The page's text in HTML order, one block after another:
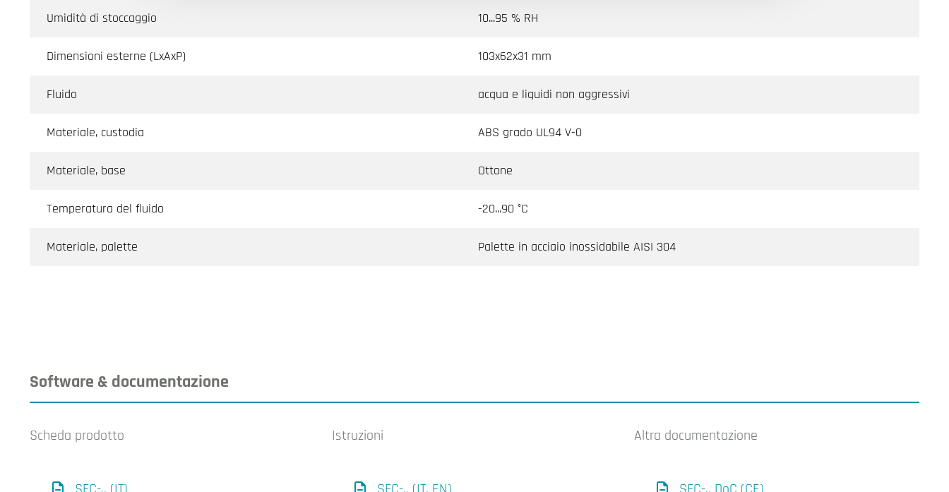
Umidità di stoccaggio 10...95 % RH
Dimensioni esterne (LxAxP) 103x62x31 mm
Fluido acqua e liquidi non aggressivi
Materiale, custodia ABS grado UL94 V-0
Materiale, base Ottone
Temperatura del fluido -20...90 °C
Materiale, palette Palette in acciaio inossidabile AISI 304
Software & documentazione
Scheda prodotto Istruzioni Altra documentazione